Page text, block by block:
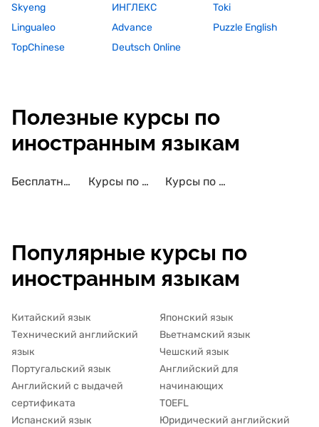
Skyeng
ИНГЛЕКС
Toki
Lingualeo
Advance
Puzzle English
TopChinese
Deutsch Online
Полезные курсы по
иностранным языкам
Бесплатные курсы по иностранным языкам Курсы по иностранным языкам с сертификатом Курсы по иностранным языкам для детей
Популярные курсы по
иностранным языкам
Китайский язык
Технический английский
язык
Португальский язык
Английский с выдачей
сертификата
Испанский язык
Японский язык
Вьетнамский язык
Чешский язык
Английский для
начинающих
TOEFL
Юридический английский